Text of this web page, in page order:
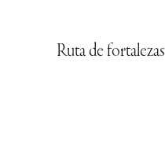
Ruta de fortalezas